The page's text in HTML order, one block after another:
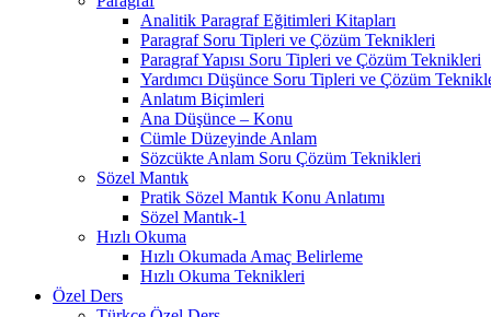
Analitik Paragraf Eğitimleri Kitapları
Paragraf Soru Tipleri ve Çözüm Teknikleri
Paragraf Yapısı Soru Tipleri ve Çözüm Teknikleri
Yardımcı Düşünce Soru Tipleri ve Çözüm
Anlatım Biçimleri
Ana Düşünce – Konu
Cümle Düzeyinde Anlam
Sözcükte Anlam Soru Çözüm Teknikleri
Sözel Mantık
Pratik Sözel Mantık Konu Anlatımı
Sözel Mantık-1
Hızlı Okuma
Hızlı Okumada Amaç Belirleme
Hızlı Okuma Teknikleri
Özel Ders